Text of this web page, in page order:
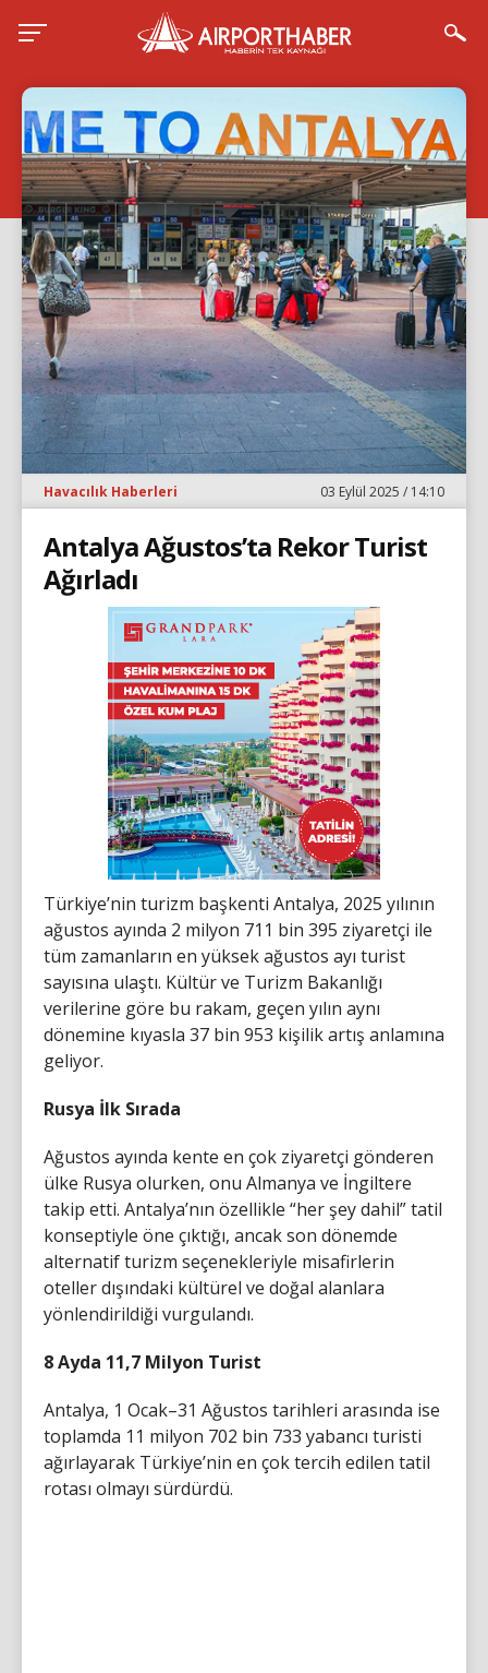
Havacılık Haberleri 03 Eylül 2025 / 14:10
Antalya Ağustos’ta Rekor Turist
Ağırladı
Türkiye’nin turizm başkenti Antalya, 2025 yılının
ağustos ayında 2 milyon 711 bin 395 ziyaretçi ile
tüm zamanların en yüksek ağustos ayı turist
sayısına ulaştı. Kültür ve Turizm Bakanlığı
verilerine göre bu rakam, geçen yılın aynı
dönemine kıyasla 37 bin 953 kişilik artış anlamına
geliyor.
Rusya İlk Sırada
Ağustos ayında kente en çok ziyaretçi gönderen
ülke Rusya olurken, onu Almanya ve İngiltere
takip etti. Antalya’nın özellikle “her şey dahil” tatil
konseptiyle öne çıktığı, ancak son dönemde
alternatif turizm seçenekleriyle misafirlerin
oteller dışındaki kültürel ve doğal alanlara
yönlendirildiği vurgulandı.
8 Ayda 11,7 Milyon Turist
Antalya, 1 Ocak–31 Ağustos tarihleri arasında ise
toplamda 11 milyon 702 bin 733 yabancı turisti
ağırlayarak Türkiye’nin en çok tercih edilen tatil
rotası olmayı sürdürdü.